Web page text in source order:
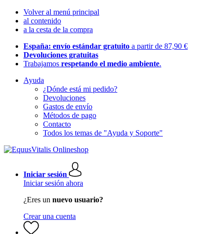
Volver al menú principal
al contenido
a la cesta de la compra
España: envío estándar gratuito a partir de 87,90 €
Devoluciones gratuitas
Trabajamos respetando el medio ambiente.
Ayuda
¿Dónde está mi pedido?
Devoluciones
Gastos de envío
Métodos de pago
Contacto
Todos los temas de "Ayuda y Soporte"
Iniciar sesión
Iniciar sesión ahora
¿Eres un nuevo usuario?
Crear una cuenta